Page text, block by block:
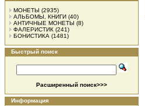
МОНЕТЫ (2935)
АЛЬБОМЫ, КНИГИ (40)
АНТИЧНЫЕ МОНЕТЫ (8)
ФАЛЕРИСТИК (241)
БОНИСТИКА (1481)
Быстрый поиск
Расширенный поиск>>>
Информация